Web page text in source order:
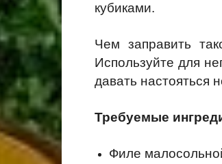
кубиками.
Чем заправить
Используйте для
давать настояться
Требуемые
Филе